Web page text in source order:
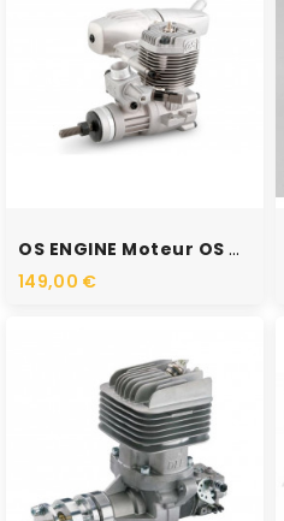
OS ENGINE Moteur OS 46 AX...
149,00 €